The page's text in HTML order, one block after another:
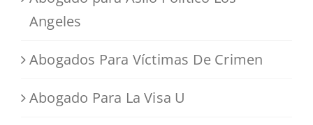
Angeles
Abogados Para Víctimas De Crimen
Abogado Para La Visa U